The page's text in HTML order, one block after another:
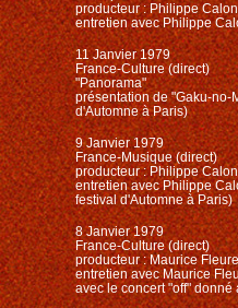
producteur : Philippe
entretien avec Philippe
11 Janvier 1979
France-Culture (direct)
"Panorama"
présentation de "Gaku-no-
d'Automneà Paris)
9 Janvier 1979
France-Musique (direct)
producteur : Philippe
entretien avec Philippe
festival d'Automne à Paris)
8 Janvier 1979
France-Culture (direct)
producteur : Maurice
entretien avec Maurice
avec le concert "off" donné